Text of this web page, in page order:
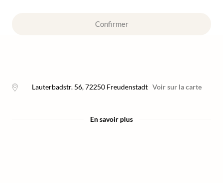
Confirmer
Lauterbadstr. 56,72250 Freudenstadt Voir sur la carte
En savoir plus